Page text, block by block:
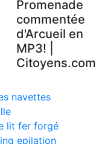
Promenade
commentée
d'Arcueil en
MP3! |
Citoyens.com
navettes
lit fer forgé
epilation